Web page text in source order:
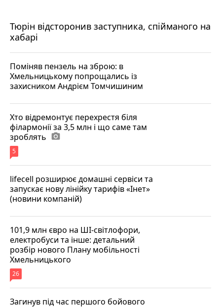
Тюрін відсторонив заступника, спійманого на
хабарі
Поміняв пензель на зброю: в
Хмельницькому попрощались із
захисником Андрієм Томчишиним
Хто відремонтує перехрестя біля
філармонії за 3,5 млн і що саме там
зроблять photo_camera
5
lifecell розширює домашні сервіси та
запускає нову лінійку тарифів «Інет»
(новини компаній)
101,9 млн євро на ШІ-світлофори,
електробуси та інше: детальний
розбір нового Плану мобільності
Хмельницького
26
Загинув під час першого бойового